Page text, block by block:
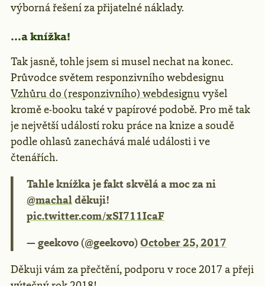
výborná řešení za přijatelné náklady.
…a knížka!
Tak jasně, tohle jsem si musel nechat na konec.
Průvodce světem responzivního webdesignu
Vzhůru do (responzivního) webdesignu vyšel
kromě e-booku také v papírové podobě. Pro mě tak
je největší událostí roku práce na knize a soudě
podle ohlasů zanechává malé události i ve
čtenářích.
Tahle knížka je fakt skvělá a moc za ni
@machalděkuji!
pic.twitter.com/xSI711IcaF
— geekovo (@geekovo)October 25, 2017
Děkuji vám za přečtění, podporu v roce 2017 a přeji